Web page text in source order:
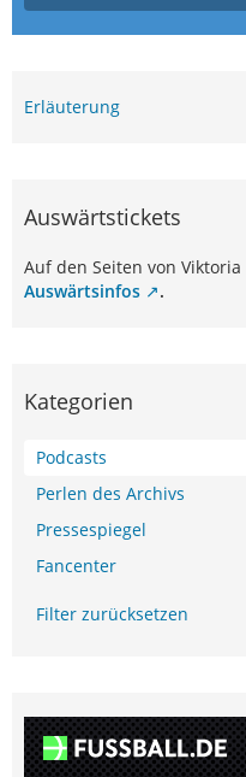
Erläuterung
Auswärtstickets
Auf den Seiten von
Auswärtsinfos
.
Kategorien
Podcasts
Perlen des Archivs
Pressespiegel
Fancenter
Filter zurücksetzen